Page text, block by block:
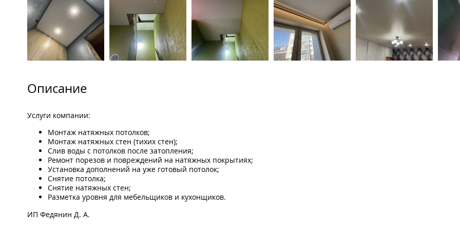
Описание
Услуги компании:
Монтаж натяжных потолков;
Монтаж натяжных стен (тихих стен);
Слив воды с потолков после затопления;
Ремонт порезов и повреждений на натяжных покрытиях;
Установка дополнений на уже готовый потолок;
Снятие потолка;
Снятие натяжных стен;
Разметка уровня для мебельщиков и кухонщиков.
ИП Федянин Д. А.